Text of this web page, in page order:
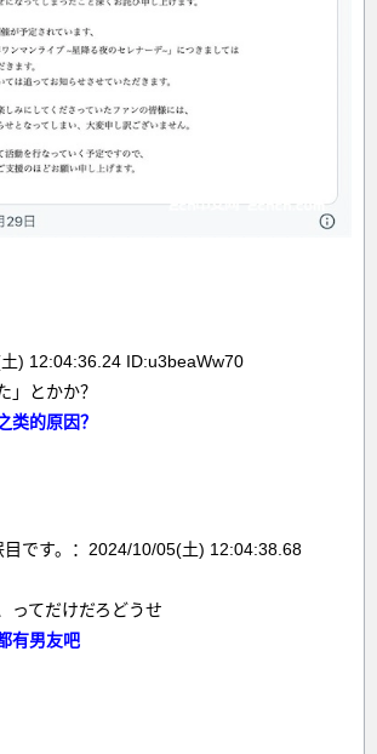
) 12:04:36.24 ID:u3beaWw70
」とかか？
类的原因？
です。：2024/10/05(土) 12:04:38.68
ってだけだろどうせ
有男友吧